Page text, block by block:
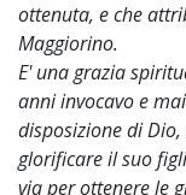
ottenuta, e che
Maggiorino.
E' una grazia
anni invocavo e
disposizione di
glorificare il suo
via per ottenere le